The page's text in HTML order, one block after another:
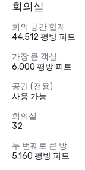
회의실
회의 공간 합계
44,512 평방 피트
가장 큰 객실
6,000 평방 피트
공간 (전용)
사용 가능
회의실
32
두 번째로 큰 방
5,160 평방 피트